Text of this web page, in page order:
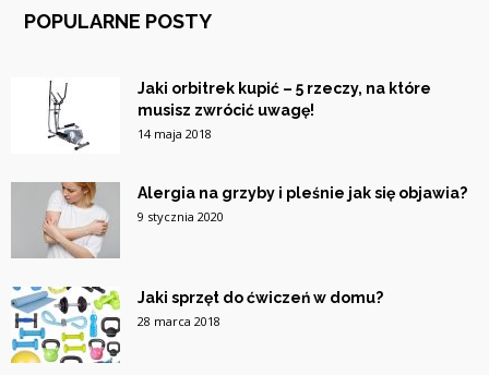
POPULARNE POSTY
Jaki orbitrek kupić – 5 rzeczy, na które
musisz zwrócić uwagę!
14 maja 2018
Alergia na grzyby i pleśnie jak się objawia?
9 stycznia 2020
Jaki sprzęt do ćwiczeń w domu?
28 marca 2018